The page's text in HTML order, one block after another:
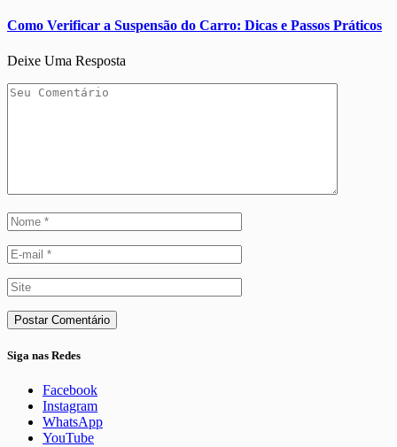
Como Verificar a Suspensão do Carro: Dicas e Passos Práticos
Deixe Uma Resposta
Siga nas Redes
Facebook
Instagram
WhatsApp
YouTube